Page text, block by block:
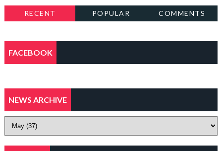
RECENT POPULAR COMMENTS
FACEBOOK
NEWS ARCHIVE